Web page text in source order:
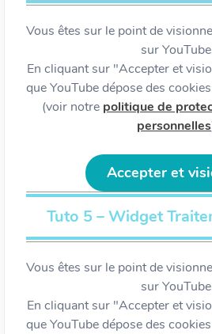
Vous êtes sur le point de
sur
En cliquant sur "Accepter et
que YouTube dépose des
(voir notre politique de
personnelles
Accepter et
Tuto 5 – Widget
Vous êtes sur le point de
sur
En cliquant sur "Accepter et
que YouTube dépose des